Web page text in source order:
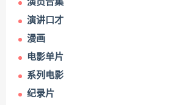
演员合集
演讲口才
漫画
电影单片
系列电影
纪录片